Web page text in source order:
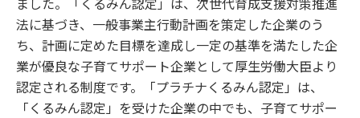
法に基づき、一般事業主行動計画を策定した企業のう
ち、計画に定めた目標を達成し一定の基準を満たした企
業が優良な子育てサポート企業として厚生労働大臣より
認定される制度です。「プラチナくるみん認定」は、
「くるみん認定」を受けた企業の中でも、子育てサポー